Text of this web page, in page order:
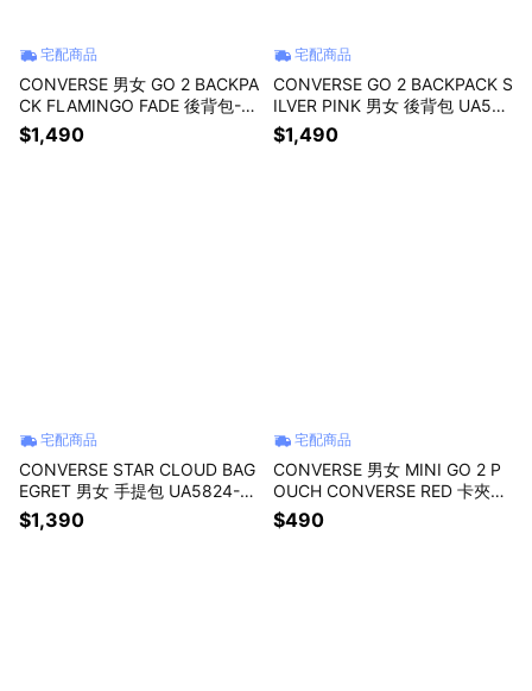
宅配商品
CONVERSE 男女 GO 2 BACKPA
CK FLAMINGO FADE 後背包-1
0020533-A28
$1,490
宅配商品
CONVERSE GO 2 BACKPACK S
ILVER PINK 男女 後背包 UA579
6-A0D
$1,490
宅配商品
CONVERSE STAR CLOUD BAG
EGRET 男女 手提包 UA5824-W
2Y
$1,390
宅配商品
CONVERSE 男女 MINI GO 2 P
OUCH CONVERSE RED 卡夾證
件帶零錢包-10027428-A02
$490